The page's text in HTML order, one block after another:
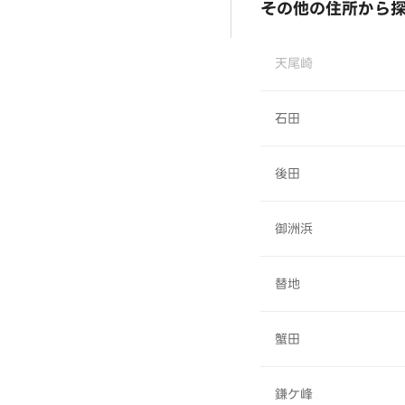
その他の住所から
天尾崎
石田
後田
御洲浜
替地
蟹田
鎌ケ峰